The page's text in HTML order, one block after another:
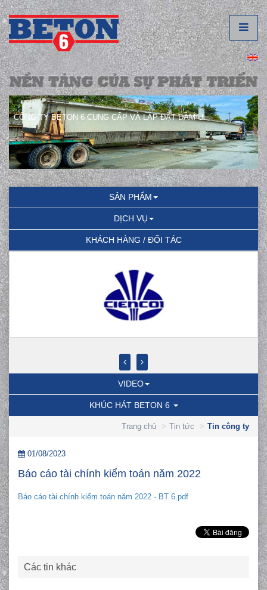
CÔNG TY BETON 6 CUNG CẤP VÀ LẮP ĐẶT DẦM U.
SẢN PHẨM
DỊCH VỤ
KHÁCH HÀNG / ĐỐI TÁC
VIDEO
KHÚC HÁT BETON 6
Trang chủ Tin tức Tin công ty
01/08/2023
Báo cáo tài chính kiểm toán năm 2022
Báo cáo tài chính kiểm toán năm 2022 - BT 6.pdf
Các tin khác